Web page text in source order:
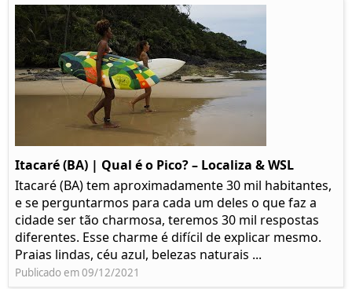
Itacaré (BA) | Qual é o Pico? – Localiza & WSL​​
Itacaré (BA) tem aproximadamente 30 mil habitantes,
e se perguntarmos para cada um deles o que faz a
cidade ser tão charmosa, teremos 30 mil respostas
diferentes. Esse charme é difícil de explicar mesmo.
Praias lindas, céu azul, belezas naturais ...
Publicado em 09/12/2021